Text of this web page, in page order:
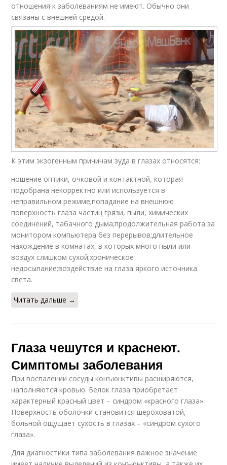
отношения к заболеваниям не имеют. Обычно они
связаны с внешней средой.
К этим экзогенным причинам зуда в глазах относятся:
ношение оптики, очковой и контактной, которая
подобрана некорректно или используется в
неправильном режиме;попадание на внешнюю
поверхность глаза частиц грязи, пыли, химических
соединений, табачного дыма;продолжительная работа за
монитором компьютера без перерывов;длительное
нахождение в комнатах, в которых много пыли или
воздух слишком сухой;хроническое
недосыпание;воздействие на глаза яркого источника
света.
Читать дальше →
Глаза чешутся и краснеют.
Симптомы заболевания
При воспалении сосуды конъюнктивы расширяются,
наполняются кровью. Белок глаза приобретает
характерный красный цвет – синдром «красного глаза».
Поверхность оболочки становится шероховатой,
больной ощущает сухость в глазах – «синдром сухого
глаза».
Для диагностики типа заболевания важное значение